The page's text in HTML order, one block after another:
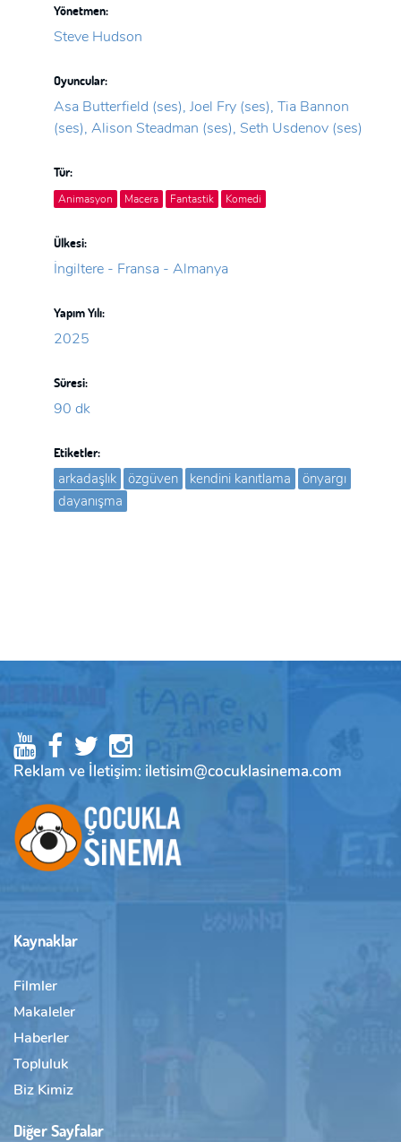
Yönetmen:
Steve Hudson
Oyuncular:
Asa Butterfield (ses), Joel Fry (ses), Tia Bannon
(ses), Alison Steadman (ses), Seth Usdenov (ses)
Tür:
Animasyon Macera Fantastik Komedi
Ülkesi:
İngiltere - Fransa - Almanya
Yapım Yılı:
2025
Süresi:
90 dk
Etiketler:
arkadaşlık özgüven kendini kanıtlama
önyargı
dayanışma
Reklam ve İletişim: iletisim@cocuklasinema.com
Kaynaklar
Filmler
Makaleler
Haberler
Topluluk
Biz Kimiz
Diğer Sayfalar